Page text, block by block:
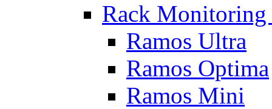
Rack Monitoring
Ramos Ultra
Ramos Optima
Ramos Mini